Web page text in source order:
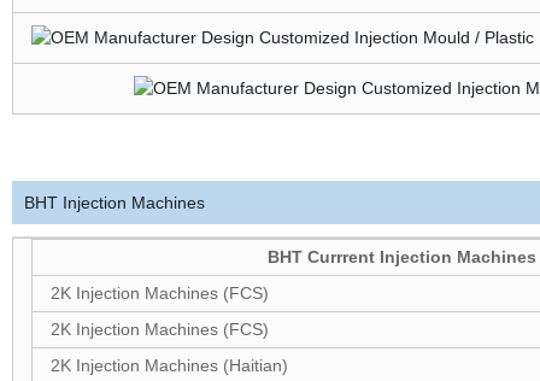
BHT Injection Machines
BHT Currrent Injection
2K Injection Machines (FCS)
2K Injection Machines (FCS)
2K Injection Machines (Haitian)